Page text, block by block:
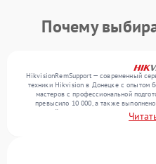
Почему
HikvisionRemSupport — современный
техники Hikvision в Донецке с опытом
мастеров с профессиональной
превысило 10 000, а также
сервисный центр поступает более 300
любой сложности и гарантируем